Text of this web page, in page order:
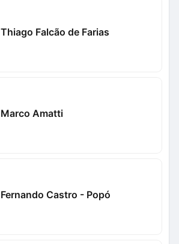
Thiago Falcão de Farias
Marco Amatti
Fernando Castro - Popó